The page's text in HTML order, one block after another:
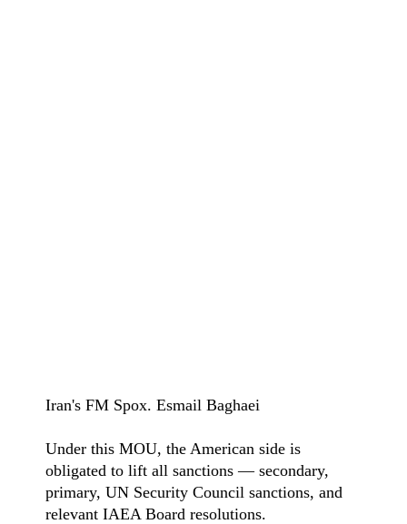
Iran's FM Spox. Esmail Baghaei
Under this MOU, the American side is
obligated to lift all sanctions — secondary,
primary, UN Security Council sanctions, and
relevant IAEA Board resolutions.